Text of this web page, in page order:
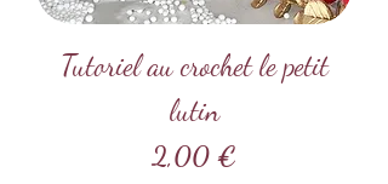
Tutoriel au crochet le petit
lutin
Prix
2,00 €